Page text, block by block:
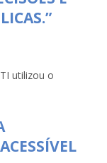
utilizou o